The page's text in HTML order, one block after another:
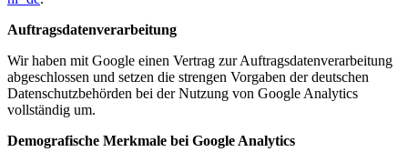
Auftragsdatenverarbeitung
Wir haben mit Google einen Vertrag zur Auftragsdatenverarbeitung
abgeschlossen und setzen die strengen Vorgaben der deutschen
Datenschutzbehörden bei der Nutzung von Google Analytics
vollständig um.
Demografische Merkmale bei Google Analytics